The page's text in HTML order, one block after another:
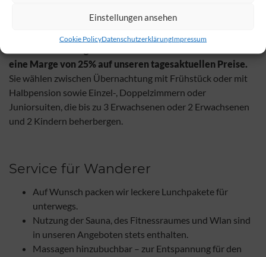
Einstellungen ansehen
Cookie PolicyDatenschutzerklärungImpressum
Ihre Marge ist garantiert:
eine Marge von 25% auf unseren tagesaktuellen Preise.
Sie wählen zwischen Übernachtung mit Frühstück oder mit
Halbpension sowie Einzel-, Doppelzimmern oder
Juniorsuiten, die bis zu 3 Erwachsenen oder 2 Erwachsenen
und 2 Kindern beherbergen.
Service für Wanderer
Auf Wunsch packen wir leckere Lunchpakete für
unterwegs.
Nutzung der Sauna, des Fitnessraumes und Wlan sind
in unseren Angeboten stets enthalten.
Massagen hinzubuchbar – zur Entspannung für den